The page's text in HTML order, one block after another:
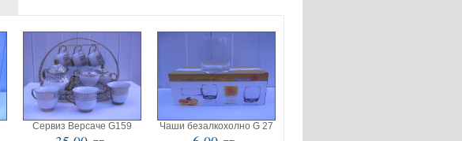
Сервиз Версаче G159 Чаши безалкохолно G 27